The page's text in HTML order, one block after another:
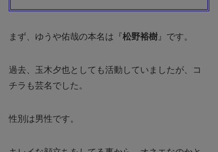
まず、 ゆうや佑哉の本名は『松野裕樹』です。
過去、玉木夕也としても活動していましたが、コ
チラも芸名でした。
性別は男性です。